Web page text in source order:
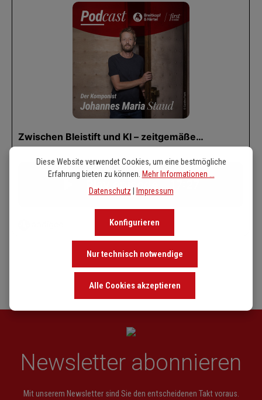
Newsletter abonnieren
Mit unserem Newsletter sind Sie den entscheidenen Takt voraus.
Diese Website verwendet Cookies, um eine bestmögliche
Erfahrung bieten zu können. Mehr Informationen ...
Datenschutz
Impressum
Nur technisch notwendige
Konfigurieren
Alle Cookies akzeptieren